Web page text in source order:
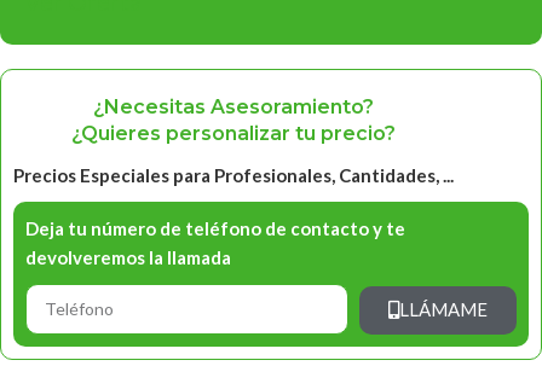
¿Necesitas Asesoramiento?
¿Quieres personalizar tu precio?
Precios Especiales para Profesionales, Cantidades, ...
Deja tu número de teléfono de contacto y te
devolveremos la llamada
LLÁMAME